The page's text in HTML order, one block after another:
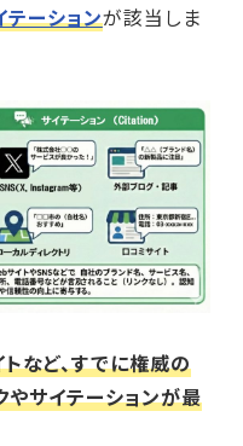
テーションが該当しま
など、すでに権威の
サイテーションが最